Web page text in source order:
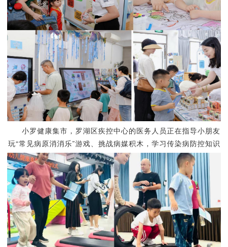
小罗健康集市， 罗湖区疾控中心的医务人员正在指导小朋友
玩“常见病原消消乐”游戏、 挑战病媒积木，学习传染病防控知识